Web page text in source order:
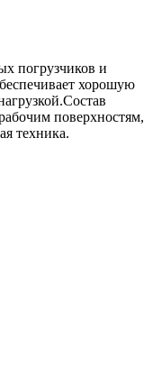
погрузчиков и
хорошую
поверхностям,
техника.